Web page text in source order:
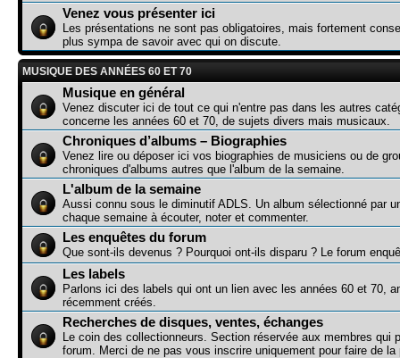
Venez vous présenter ici
Les présentations ne sont pas obligatoires, mais fortement
plus sympa de savoir avec qui on discute.
MUSIQUE DES ANNÉES 60 ET 70
Musique en général
Venez discuter ici de tout ce qui n'entre pas dans les autres
concerne les années 60 et 70, de sujets divers mais musicaux.
Chroniques d’albums – Biographies
Venez lire ou déposer ici vos biographies de musiciens ou de
chroniques d'albums autres que l'album de la semaine.
L'album de la semaine
Aussi connu sous le diminutif ADLS. Un album sélectionné par
chaque semaine à écouter, noter et commenter.
Les enquêtes du forum
Que sont-ils devenus ? Pourquoi ont-ils disparu ? Le forum
Les labels
Parlons ici des labels qui ont un lien avec les années 60 et 70,
récemment créés.
Recherches de disques, ventes, échanges
Le coin des collectionneurs. Section réservée aux membres qui
forum. Merci de ne pas vous inscrire uniquement pour faire de la